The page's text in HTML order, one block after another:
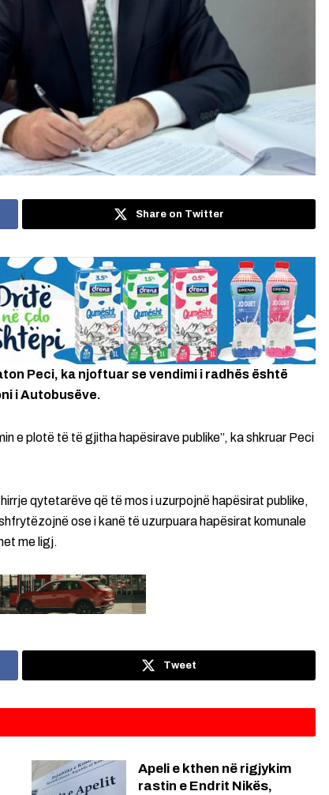
Share on Twitter
Peci, ka njoftuar se vendimi i radhës është
i Autobusëve.
e plotë të të gjitha hapësirave publike”, ka shkruar Peci
qytetarëve që të mos i uzurpojnë hapësirat publike,
ose i kanë të uzurpuara hapësirat komunale
me ligj.
Tweet
Apeli e kthen në rigjykim
rastin e Endrit Nikës,